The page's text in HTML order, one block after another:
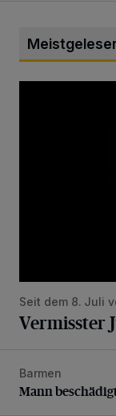
Seit dem 8. Juli
Vermisster
Mann
Barmen
Mann